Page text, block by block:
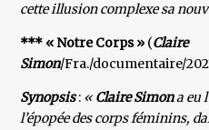
cette illusion complexe sa
*** « Notre Corps » (Claire
Simon/Fra./documentaire/
Synopsis: «Claire Simona eu
l’épopée des corps féminins,